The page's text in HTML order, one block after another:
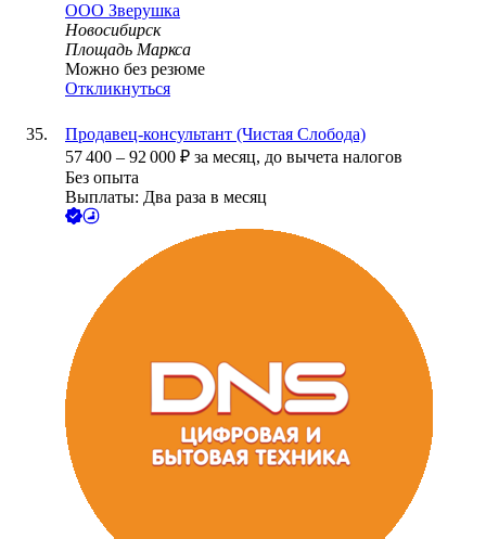
ООО Зверушка
Новосибирск
Площадь Маркса
Можно без резюме
Откликнуться
Продавец-консультант (Чистая Слобода)
57 400 – 92 000 ₽ за месяц, до вычета налогов
Без опыта
Выплаты: Два раза в месяц